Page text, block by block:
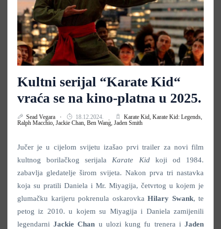
Kultni serijal “Karate Kid“
vraća se na kino-platna u 2025.
Sead Vegara 18.12.2024. Karate Kid, Karate Kid: Legends,
Ralph Macchio, Jackie Chan, Ben Wang, Jaden Smith
Jučer je u cijelom svijetu izašao prvi trailer za novi film
kultnog borilačkog serijalaKarate Kidkoji od 1984.
zabavlja gledatelje širom svijeta. Nakon prva tri nastavka
koja su pratili Daniela i Mr. Miyagija, četvrtog u kojem je
glumačku karijeru pokrenula oskarovka Hilary Swank, te
petog iz 2010. u kojem su Miyagija i Daniela zamijenili
legendarniJackie Chan u ulozi kung fu trenera iJaden